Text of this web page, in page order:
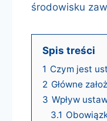
środowisku
Spis treści
1 Czym jest
2 Główne
3 Wpływ
3.1